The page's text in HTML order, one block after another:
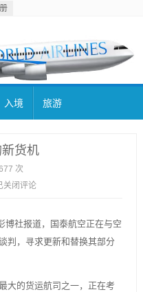
入境 旅游
新货机
次
关闭评论
博社报道，国泰航空正在与空
判，寻求更新和替换其部分
大的货运航司之一，正在考